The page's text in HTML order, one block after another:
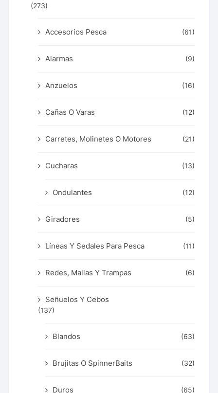
(273)
Accesorios Pesca (61)
Alarmas (9)
Anzuelos (16)
Cañas O Varas (12)
Carretes, Molinetes O Motores (21)
Cucharas (13)
Ondulantes (12)
Giradores (5)
Líneas Y Sedales Para Pesca (11)
Redes, Mallas Y Trampas (6)
Señuelos Y Cebos
(137)
Blandos (63)
Brujitas O SpinnerBaits (32)
Duros (65)